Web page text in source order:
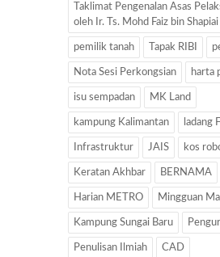
Taklimat Pengenalan Asas
oleh Ir. Ts. Mohd Faiz bin Shapiai
pemilik tanah Tapak RIBI
Nota Sesi Perkongsian harta
isu sempadan MK Land
kampung Kalimantan ladang
Infrastruktur JAIS kos
Keratan Akhbar BERNAMA
Harian METRO Mingguan
Kampung Sungai Baru
Penulisan Ilmiah CAD